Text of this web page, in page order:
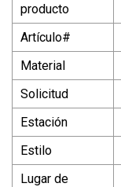
producto
Artículo#
Material
Solicitud
Estación
Estilo
Lugar de